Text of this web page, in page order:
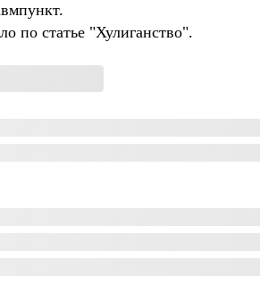
по статье "Хулиганство".